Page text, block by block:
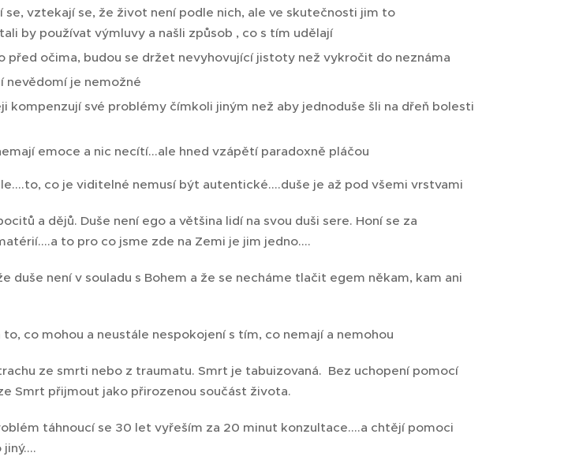
se, vztekají se, že život není podle nich, ale ve skutečnosti jim to
by používat výmluvy a našli způsob , co s tím udělají
před očima, budou se držet nevyhovující jistoty než vykročit do neznáma
nevědomí je nemožné
kompenzují své problémy čímkoli jiným než aby jednoduše šli na dřeň bolesti
emoce a nic necítí...ale hned vzápětí paradoxně pláčou
co je viditelné nemusí být autentické....duše je až pod všemi vrstvami
a dějů. Duše není ego a většina lidí na svou duši sere. Honí se za
to pro co jsme zde na Zemi je jim jedno....
duše není v souladu s Bohem a že se necháme tlačit egem někam, kam ani
co mohou a neustále nespokojení s tím, co nemají a nemohou
ze smrti nebo z traumatu. Smrt je tabuizovaná. Bez uchopení pomocí
přijmout jako přirozenou součást života.
táhnoucí se 30 let vyřeším za 20 minut konzultace....a chtějí pomoci